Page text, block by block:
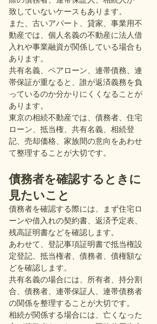
致していないケースもあります。
また、古いアパート、貸家、事業用不
動産では、個人名義の不動産に法人借
入れや事業融資が関係している場合も
あります。
共有名義、ペアローン、連帯債務、連
帯保証が重なると、誰が返済義務を負
っているのか分かりにくくなることが
あります。
東京の相続不動産では、債務者、住宅
ローン、抵当権、共有名義、相続登
記、売却価格、家族間の意向をあわせ
て整理することが大切です。
債務者を確認するときに
見たいこと
債務者を確認する際には、まず住宅ロ
ーンや借入れの契約書、返済予定表、
残高証明書などを確認します。
あわせて、登記事項証明書で抵当権設
定登記、抵当権者、債務者、債権額な
どを確認します。
共有名義の場合には、所有者、持分割
合、債務者、連帯保証人、連帯債務者
の関係を整理することが大切です。
相続が関係する場合には、亡くなった